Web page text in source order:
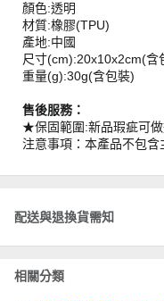
顏色:透明
材質:橡膠(TPU)
產地:中國
尺寸(cm):20x10x2cm(含
重量(g):30g(含包裝)
售後服務：
★保固範圍:新品瑕疵可
注意事項：本產品不包含
配送與退換貨需知
相關分類